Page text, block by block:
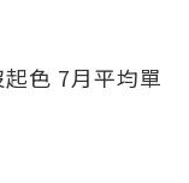
色 7月平均單